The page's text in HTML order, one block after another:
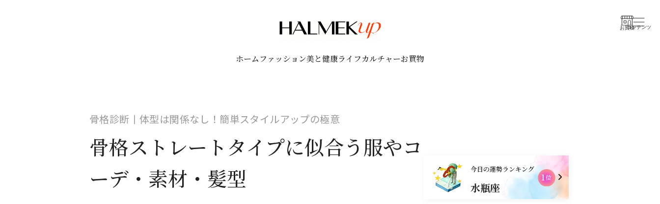
お買物コンテンツ
ホーム ファッション美と健康ライフカルチャーお買物
骨格診断丨体型は関係なし！簡単スタイルアップの極意
骨格ストレートタイプに似合う服やコ
ーデ・素材・髪型
今日の運勢ランキング
水瓶座
乙女座
1
2位